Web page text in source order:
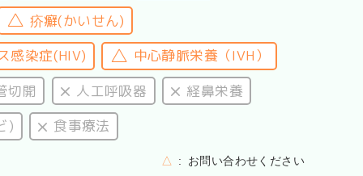
疥癬(かいせん)
感染症(HIV)
中心静脈栄養（IVH）
切開
人工呼吸器
経鼻栄養
)
食事療法
△ お問い合わせください